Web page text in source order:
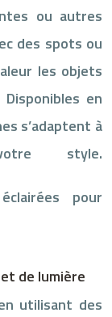
ou autres
des spots ou
les objets
en
s’adaptent à
style.
de lumière
utilisant des